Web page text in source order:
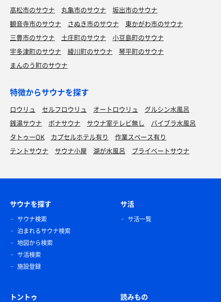
高松市のサウナ 丸亀市のサウナ
坂出市のサウナ
観音寺市のサウナ
さぬき市のサウナ
東かがわ市のサウナ
三豊市のサウナ
土庄町のサウナ
小豆島町のサウナ
宇多津町のサウナ
綾川町のサウナ
琴平町のサウナ
まんのう町のサウナ
特徴からサウナを探す
ロウリュ セルフロウリュ オートロウリュ
グルシン水風呂
銭湯サウナ
ボナサウナ サウナ室テレビ無し
バイブラ水風呂
タトゥーOK
カプセルホテル有り
作業スペース有り
テントサウナ
サウナ小屋 湖が水風呂 プライベートサウナ
サウナを探す
サウナ検索
泊まれるサウナ検索
地図から検索
サ活検索
施設登録
サ活
サ活一覧
トントゥ 読みもの